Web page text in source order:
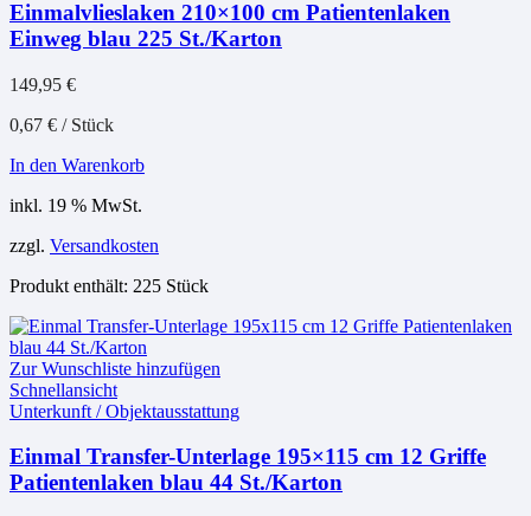
Einmalvlieslaken 210×100 cm Patientenlaken
Einweg blau 225 St./Karton
149,95 €
0,67 € / Stück
In den Warenkorb
inkl. 19 % MwSt.
zzgl. Versandkosten
Produkt enthält: 225 Stück
Zur Wunschliste hinzufügen
Schnellansicht
Unterkunft / Objektausstattung
Einmal Transfer-Unterlage 195×115 cm 12 Griffe
Patientenlaken blau 44 St./Karton